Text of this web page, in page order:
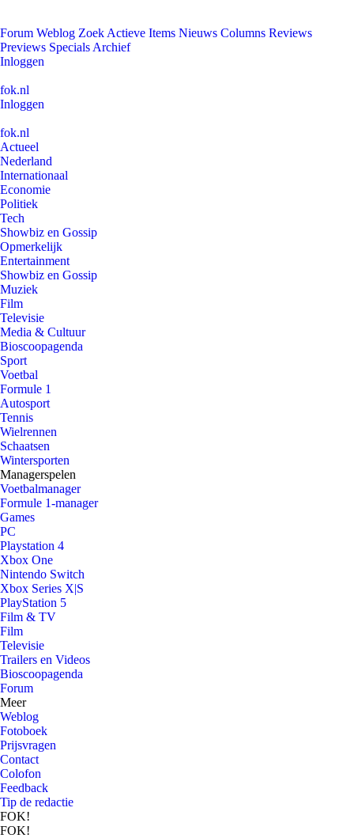
Forum Weblog Zoek Actieve Items Nieuws Columns Reviews
Previews Specials Archief
Inloggen
fok.nl
Inloggen
fok.nl
Actueel
Nederland
Internationaal
Economie
Politiek
Tech
Showbiz en Gossip
Opmerkelijk
Entertainment
Showbiz en Gossip
Muziek
Film
Televisie
Media & Cultuur
Bioscoopagenda
Sport
Voetbal
Formule 1
Autosport
Tennis
Wielrennen
Schaatsen
Wintersporten
Managerspelen
Voetbalmanager
Formule 1-manager
Games
PC
Playstation 4
Xbox One
Nintendo Switch
Xbox Series X|S
PlayStation 5
Film & TV
Film
Televisie
Trailers en Videos
Bioscoopagenda
Forum
Meer
Weblog
Fotoboek
Prijsvragen
Contact
Colofon
Feedback
Tip de redactie
FOK!
FOK!